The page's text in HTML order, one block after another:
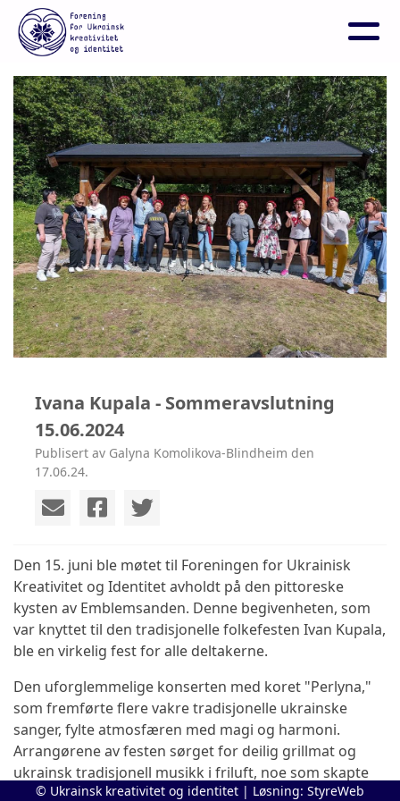
Ivana Kupala - Sommeravslutning
15.06.2024
Publisert av Galyna Komolikova-Blindheim den
17.06.24.
Den 15. juni ble møtet til Foreningen for Ukrainisk
Kreativitet og Identitet avholdt på den pittoreske
kysten av Emblemsanden. Denne begivenheten, som
var knyttet til den tradisjonelle folkefesten Ivan Kupala,
ble en virkelig fest for alle deltakerne.
Den uforglemmelige konserten med koret "Perlyna,"
som fremførte flere vakre tradisjonelle ukrainske
sanger, fylte atmosfæren med magi og harmoni.
Arrangørene av festen sørget for deilig grillmat og
ukrainsk tradisjonell musikk i friluft, noe som skapte
en vennlig og avslappet atmosfære.
© Ukrainsk kreativitet og identitet | Løsning: StyreWeb